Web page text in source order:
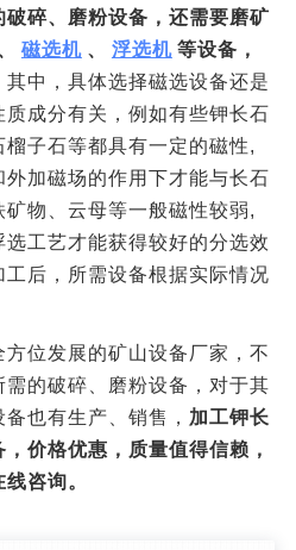
碎、磨粉设备，还需要磨矿
磁选机 、 浮选机 等设备，
中，具体选择磁选设备还是
成分有关，例如有些钾长石
子石等都具有一定的磁性,
加磁场的作用下才能与长石
物、云母等一般磁性较弱,
工艺才能获得较好的分选效
后，所需设备根据实际情况
位发展的矿山设备厂家，不
的破碎、磨粉设备，对于其
也有生产、销售， 加工钾长
价格优惠，质量值得信赖，
咨询。